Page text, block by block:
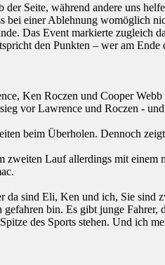
Das Event markierte zugleich
den Punkten – wer am
Ken Roczen und Cooper
vor Lawrence und Roczen -
beim Überholen. Dennoch
Lauf allerdings mit einem
sind Eli, Ken und ich, Sie sind
bin. Es gibt junge
des Sports stehen. Und ich
Seite, während andere uns
bei einer Ablehnung womöglich